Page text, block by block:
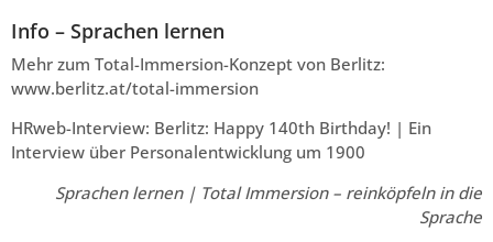
Info – Sprachen lernen
Mehr zum Total-Immersion-Konzept von Berlitz:
www.berlitz.at/total-immersion
HRweb-Interview: Berlitz: Happy 140th Birthday! | Ein
Interview über Personalentwicklung um 1900
Sprachen lernen | Total Immersion – reinköpfeln in die
Sprache